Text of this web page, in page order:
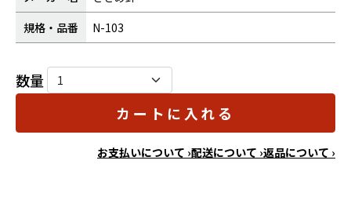
規格・品番
N-103
数量
カートに入れる
お支払いについて ›配送について ›返品について ›